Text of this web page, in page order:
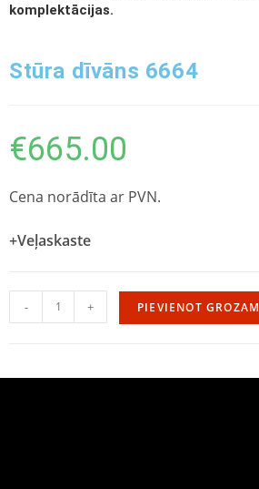
komplektācijas.
Stūra dīvāns 6664
€665.00
Cena norādīta ar PVN.
+Veļaskaste
- + PIEVIENOT GROZAM